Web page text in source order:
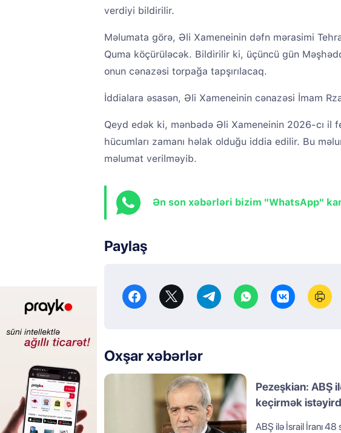
verdiyi bildirilir.
Məlumata görə, Əli Xameneinin dəfn mərasimi
Quma köçürüləcək. Bildirilir ki, üçüncü gün
onun cənazəsi torpağa tapşırılacaq.
İddialara əsasən, Əli Xameneinin cənazəsi İmam
Qeyd edək ki, mənbədə Əli Xameneinin 2026-cı il
hücumları zamanı həlak olduğu iddia edilir. Bu
məlumat verilməyib.
Ən son xəbərləri bizim "WhatsApp"
Paylaş
Oxşar xəbərlər
Pezeşkian: ABŞ
keçirmək
ABŞ ilə İsrail İranı